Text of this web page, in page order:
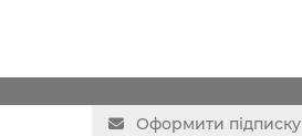
Оформити підписку